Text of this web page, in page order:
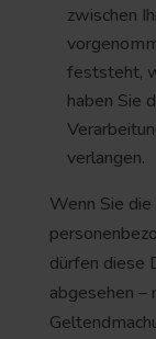
zwischen
feststeht,
haben Sie
verlangen.
Wenn Sie
dürfen diese
abgesehen –